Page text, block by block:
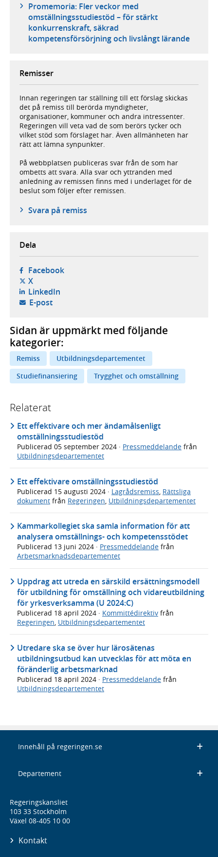
Promemoria: Fler veckor med
omställningsstudiestöd – för stärkt
konkurrenskraft, säkrad
kompetensförsörjning och livslångt lärande
Remisser
Innan regeringen tar ställning till ett förslag skickas
det på remiss till berörda myndigheter,
organisationer, kommuner och andra intressenter.
Regeringen vill veta vad de som berörs tycker och
vilket stöd som förslaget har. Även allmänheten har
rätt att lämna synpunkter.
På webbplatsen publiceras svar från de som har
ombetts att svara. Alla svar och yttranden med
anledning av remissen finns med i underlaget för de
beslut som följer efter remissen.
Svara på remiss
Dela
Facebook- öppnas i ny flik, extern webbplats,
X- öppnas i ny flik, extern webbplats,
LinkedIn- öppnas i ny flik, extern webbplats,
E-post- öppnar din e-postklient,
Sidan är uppmärkt med följande
kategorier:
Remiss
Utbildningsdepartementet
Studiefinansiering
Trygghet och omställning
Relaterat
Ett effektivare och mer ändamålsenligt
omställningsstudiestöd
Publicerad 05 september 2024 · Pressmeddelande från
Utbildningsdepartementet
Ett effektivare omställningsstudiestöd
Publicerad 15 augusti 2024 · Lagrådsremiss Rättsliga
dokument från Regeringen Utbildningsdepartementet
Kammarkollegiet ska samla information för att
analysera omställnings- och kompetensstödet
Publicerad 13 juni 2024 · Pressmeddelande från
Arbetsmarknadsdepartementet
Uppdrag att utreda en särskild ersättningsmodell
för utbildning för omställning och vidareutbildning
för yrkesverksamma (U 2024:C)
Publicerad 18 april 2024 · Kommittédirektiv från
Regeringen, Utbildningsdepartementet
Utredare ska se över hur lärosätenas
utbildningsutbud kan utvecklas för att möta en
föränderlig arbetsmarknad
Publicerad 18 april 2024 · Pressmeddelande från
Utbildningsdepartementet
Innehåll på regeringen.se
Departement
Regeringskansliet
103 33 Stockholm
Växel 08-405 10 00
Kontakt